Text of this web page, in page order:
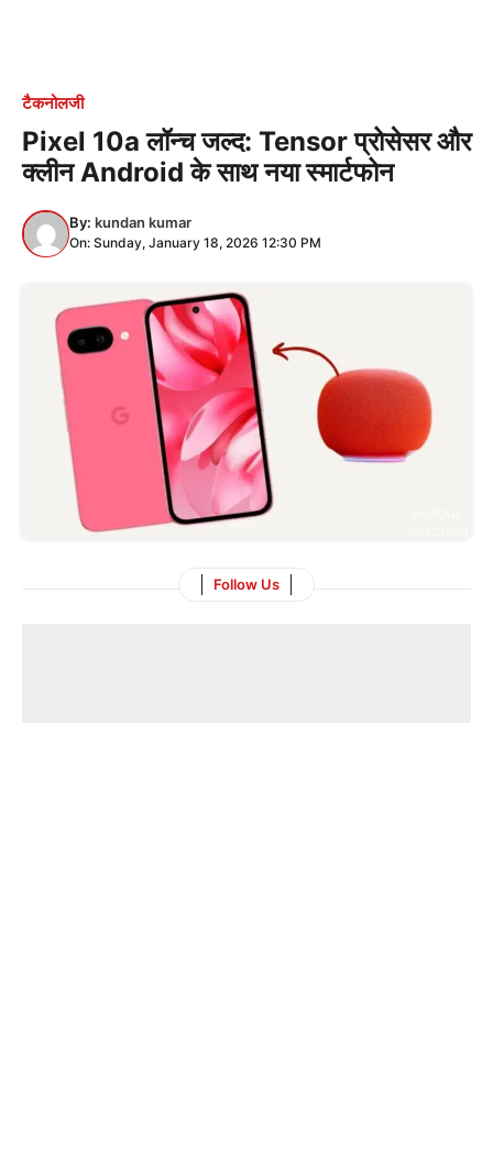
टैकनोलजी
Pixel 10a लॉन्च जल्द: Tensor प्रोसेसर और
क्लीन Android के साथ नया स्मार्टफोन
By: kundan kumar
On: Sunday, January 18, 2026 12:30 PM
Follow Us